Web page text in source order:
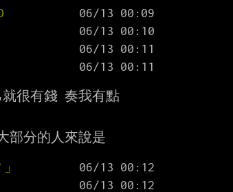
很有錢 奏我有點
部分的人來說是